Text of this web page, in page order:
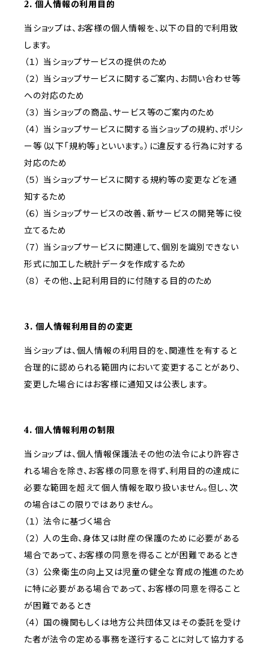
2. 個人情報の利用目的
当ショップは、お客様の個人情報を、以下の目的で利用致
します。
（１） 当ショップサービスの提供のため
（２） 当ショップサービスに関するご案内、お問い合わせ等
への対応のため
（３） 当ショップの商品、サービス等のご案内のため
（４） 当ショップサービスに関する当ショップの規約、ポリシ
ー等（以下「規約等」といいます。）に違反する行為に対する
対応のため
（５） 当ショップサービスに関する規約等の変更などを通
知するため
（６） 当ショップサービスの改善、新サービスの開発等に役
立てるため
（７） 当ショップサービスに関連して、個別を識別できない
形式に加工した統計データを作成するため
（８） その他、上記利用目的に付随する目的のため
3. 個人情報利用目的の変更
当ショップは、個人情報の利用目的を、関連性を有すると
合理的に認められる範囲内において変更することがあり、
変更した場合にはお客様に通知又は公表します。
4. 個人情報利用の制限
当ショップは、個人情報保護法その他の法令により許容さ
れる場合を除き、お客様の同意を得ず、利用目的の達成に
必要な範囲を超えて個人情報を取り扱いません。但し、次
の場合はこの限りではありません。
（１） 法令に基づく場合
（２） 人の生命、身体又は財産の保護のために必要がある
場合であって、お客様の同意を得ることが困難であるとき
（３） 公衆衛生の向上又は児童の健全な育成の推進のため
に特に必要がある場合であって、お客様の同意を得ること
が困難であるとき
（４） 国の機関もしくは地方公共団体又はその委託を受け
た者が法令の定める事務を遂行することに対して協力する